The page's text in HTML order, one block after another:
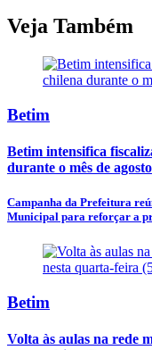
Veja Também
Betim
Betim intensifica
durante o mês de agosto
Campanha da Prefeitura
Municipal para reforçar a
Betim
Volta às aulas na rede